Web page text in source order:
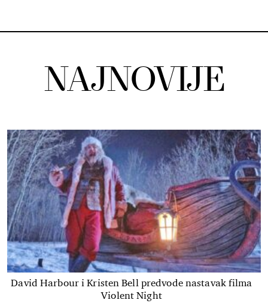
NAJNOVIJE
David Harbour i Kristen Bell predvode nastavak filma
Violent Night